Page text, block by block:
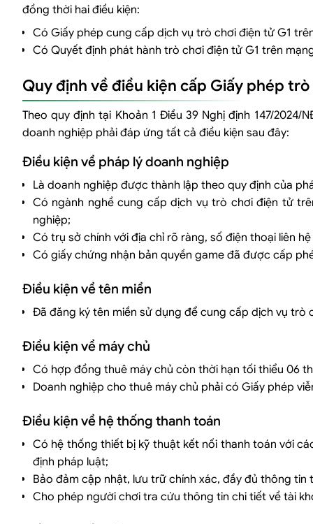
Giấy phép G1 là gì?
Game nước ngoài có xin G1 được không?
Có cần xin lại khi thay đổi nội dung game?
Dịch vụ xin cấp giấy phép kinh doanh trò chơi điện tử trọn gói
Lợi ích khi sử dụng dịch vụ tại Luật Việt An
đồng thời hai điều kiện:
Có Giấy phép cung cấp dịch vụ trò chơi điện tử G1
Có Quyết định phát hành trò chơi điện tử G1 trên
Quy định về điều kiện cấp Giấy phép
Theo quy định tại Khoản 1 Điều 39 Nghị định 147/
doanh nghiệp phải đáp ứng tất cả điều kiện sau đây:
Điều kiện về pháp lý doanh nghiệp
Là doanh nghiệp được thành lập theo quy định của
Có ngành nghề cung cấp dịch vụ trò chơi điện tử
nghiệp;
Có trụ sở chính với địa chỉ rõ ràng, số điện thoại liên
Có giấy chứng nhận bản quyền game đã được cấp
Điều kiện về tên miền
Đã đăng ký tên miền sử dụng để cung cấp dịch vụ
Điều kiện về máy chủ
Có hợp đồng thuê máy chủ còn thời hạn tối thiểu 06
Doanh nghiệp cho thuê máy chủ phải có Giấy phép
Điều kiện về hệ thống thanh toán
Có hệ thống thiết bị kỹ thuật kết nối thanh toán với
định pháp luật;
Bảo đảm cập nhật, lưu trữ chính xác, đầy đủ thông tin
Cho phép người chơi tra cứu thông tin chi tiết về tài